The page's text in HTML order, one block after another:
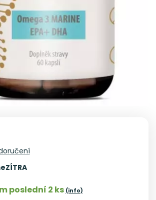
ZÍTRA
poslední 2 ks (info)